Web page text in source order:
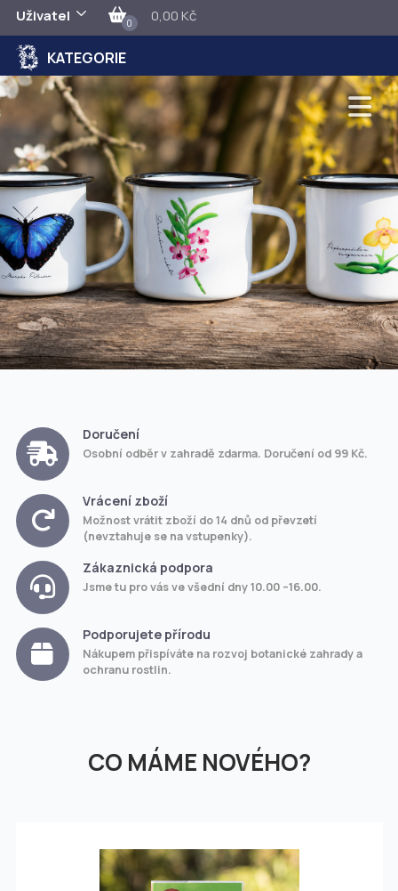
Uživatel 0 0,00 Kč
KATEGORIE
Doručení
Osobní odběr v zahradě zdarma. Doručení od 99 Kč.
Vrácení zboží
Možnost vrátit zboží do 14 dnů od převzetí
(nevztahuje se na vstupenky).
Zákaznická podpora
Jsme tu pro vás ve všední dny 10.00 –16.00.
Podporujete přírodu
Nákupem přispíváte na rozvoj botanické zahrady a
ochranu rostlin.
CO MÁME NOVÉHO?